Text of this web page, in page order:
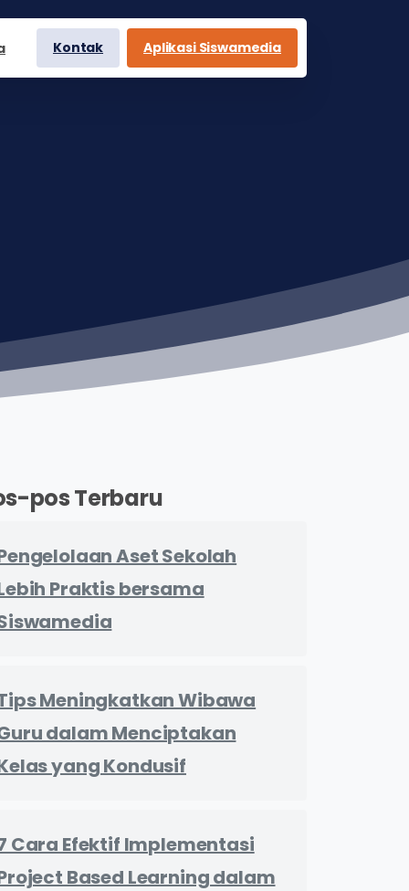
Kontak Aplikasi Siswamedia
pos Terbaru
Aset Sekolah
Praktis bersama
Meningkatkan Wibawa
dalam Menciptakan
yang Kondusif
Cara Efektif Implementasi
Based Learning dalam